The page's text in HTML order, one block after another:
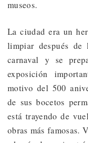
museos.
La ciudad era un
limpiar después de
carnaval y se
exposición
motivo del 500
de sus bocetos
está trayendo de
obras más famosas.